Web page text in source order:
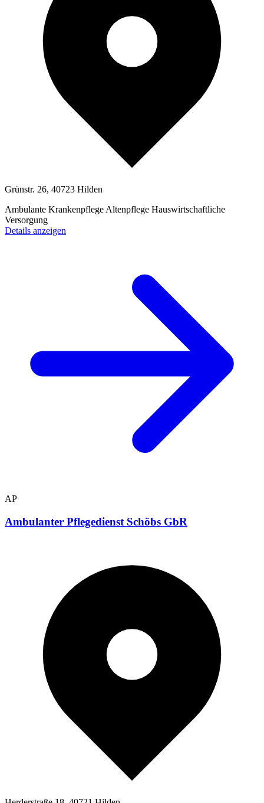
Grünstr. 26, 40723 Hilden
Ambulante Krankenpflege Altenpflege Hauswirtschaftliche
Versorgung
Details anzeigen
AP
Ambulanter Pflegedienst Schöbs GbR